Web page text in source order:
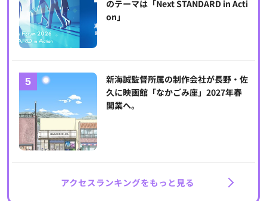
のテーマは「Next STANDARD in Acti
on」
新海誠監督所属の制作会社が長野・佐
久に映画館「なかごみ座」2027年春
開業へ。
アクセスランキングをもっと見る